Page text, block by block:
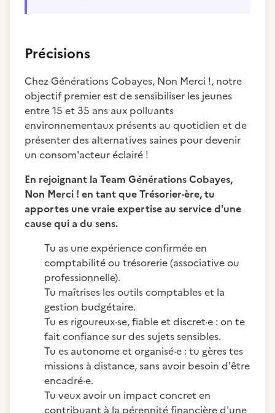
Précisions
Chez Générations Cobayes, Non Merci !, notre
objectif premier est de sensibiliser les jeunes
entre 15 et 35 ans aux polluants
environnementaux présents au quotidien et de
présenter des alternatives saines pour devenir
un consom'acteur éclairé !
En rejoignant la Team Générations Cobayes,
Non Merci ! en tant que Trésorier·ère, tu
apportes une vraie expertise au service d'une
cause qui a du sens.
Tu as une expérience confirmée en
comptabilité ou trésorerie (associative ou
professionnelle).
Tu maîtrises les outils comptables et la
gestion budgétaire.
Tu es rigoureux·se, fiable et discret·e : on te
fait confiance sur des sujets sensibles.
Tu es autonome et organisé·e : tu gères tes
missions à distance, sans avoir besoin d'être
encadré·e.
Tu veux avoir un impact concret en
contribuant à la pérennité financière d'une